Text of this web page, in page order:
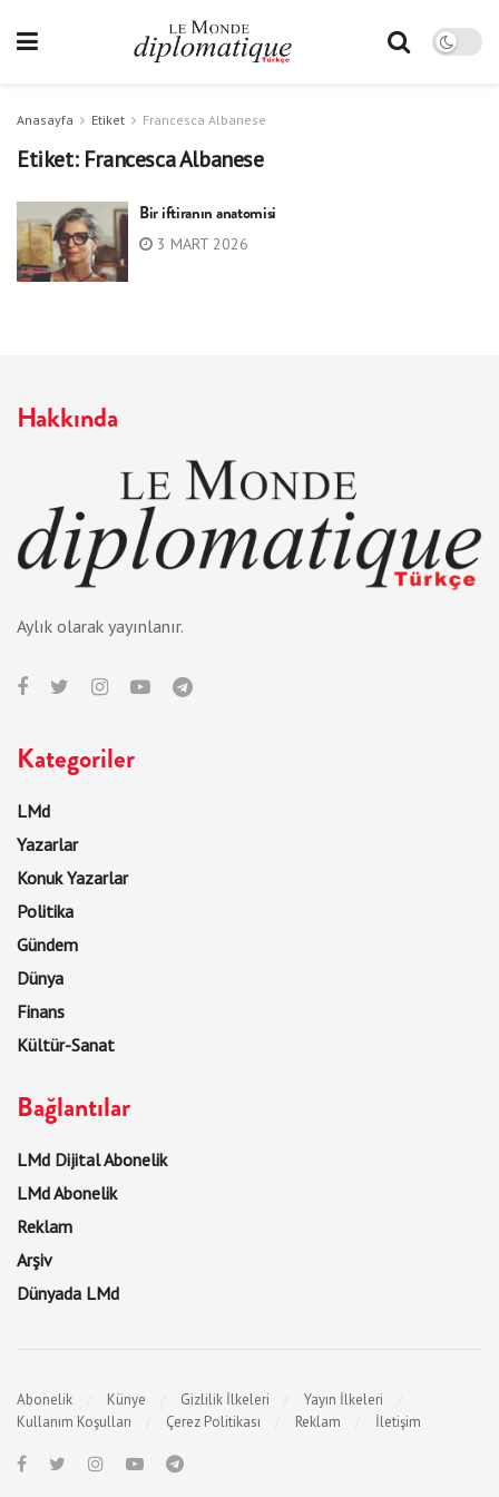
Anasayfa Etiket Francesca Albanese
Etiket: Francesca Albanese
Bir iftiranın anatomisi
3 MART 2026
Hakkında
Aylık olarak yayınlanır.
Kategoriler
LMd
Yazarlar
Konuk Yazarlar
Politika
Gündem
Dünya
Finans
Kültür-Sanat
Bağlantılar
LMd Dijital Abonelik
LMd Abonelik
Reklam
Arşiv
Dünyada LMd
Abonelik Künye Gizlilik İlkeleri
Yayın İlkeleri
Kullanım Koşulları
Çerez Politikası Reklam İletişim